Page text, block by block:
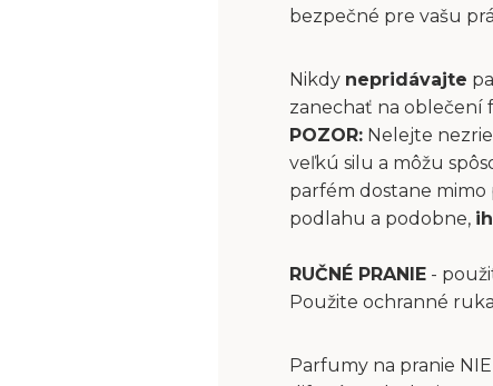
bezpečné pre vašu
Nikdy nepridávajte
zanechať na oblečení
POZOR:Nelejte
veľkú silu a môžu
parfém dostane mimo
podlahu a podobne,
RUČNÉ PRANIE-
Použite ochranné
Parfumy na pranie